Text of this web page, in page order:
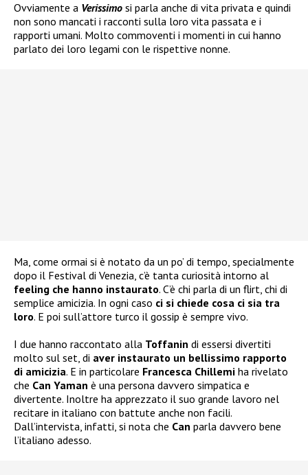
Ovviamente a Verissimo si parla anche di vita privata e quindi
non sono mancati i racconti sulla loro vita passata e i
rapporti umani. Molto commoventi i momenti in cui hanno
parlato dei loro legami con le rispettive nonne.
Ma, come ormai si è notato da un po’ di tempo, specialmente
dopo il Festival di Venezia, c’è tanta curiosità intorno al
feeling che hanno instaurato. C’è chi parla di un flirt, chi di
semplice amicizia. In ogni caso ci si chiede cosa ci sia tra
loro. E poi sull’attore turco il gossip è sempre vivo.
I due hanno raccontato alla Toffanin di essersi divertiti
molto sul set, di aver instaurato un bellissimo rapporto
di amicizia. E in particolare Francesca Chillemi ha rivelato
che Can Yaman è una persona davvero simpatica e
divertente. Inoltre ha apprezzato il suo grande lavoro nel
recitare in italiano con battute anche non facili.
Dall’intervista, infatti, si nota che Can parla davvero bene
l’italiano adesso.